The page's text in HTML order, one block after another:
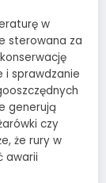
w
sterowana za
i sprawdzanie
generują
czy
że rury w
awarii